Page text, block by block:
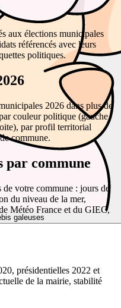
galeuses
aux élections municipales
référencés avec leurs
politiques.
2026 dans plus de
couleur politique (gauche,
par profil territorial
commune.
par commune
votre commune : jours de
du niveau de la mer,
Météo France et du GIEC,
présidentielles 2022 et
de la mairie, stabilité